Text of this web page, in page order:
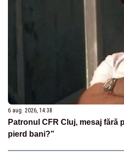
6 aug. 2026, 14:38
Patronul CFR Cluj, mesaj fără
pierd bani?”